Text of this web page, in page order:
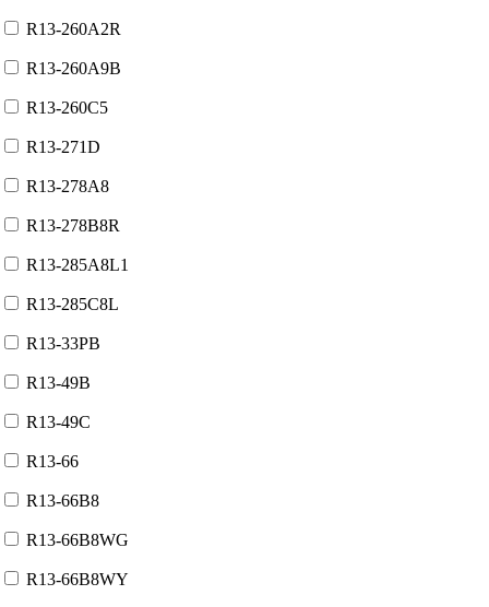
R13-260A2R
R13-260A9B
R13-260С5
R13-271D
R13-278A8
R13-278B8R
R13-285A8L1
R13-285C8L
R13-33PB
R13-49B
R13-49C
R13-66
R13-66B8
R13-66B8WG
R13-66B8WY